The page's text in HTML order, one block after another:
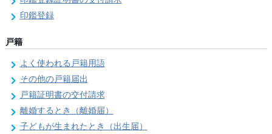
印鑑登録
戸籍
よく使われる戸籍用語
その他の戸籍届出
戸籍証明書の交付請求
離婚するとき（離婚届）
子どもが生まれたとき（出生届）